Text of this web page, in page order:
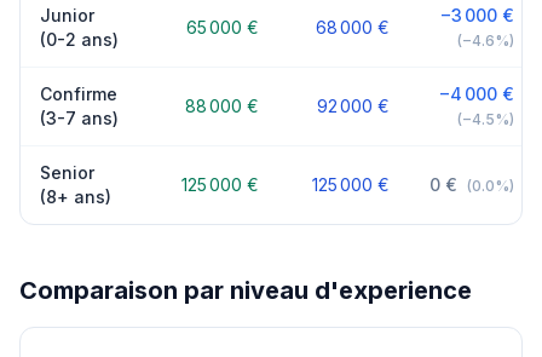
Junior
(0-2 ans)
65 000 € 68 000 €
−3 000 €
(−4.6%)
Confirme
(3-7 ans)
88 000 € 92 000 €
−4 000 €
(−4.5%)
Senior
(8+ ans)
125 000 € 125 000 € 0 € (0.0%)
Comparaison par niveau d'experience